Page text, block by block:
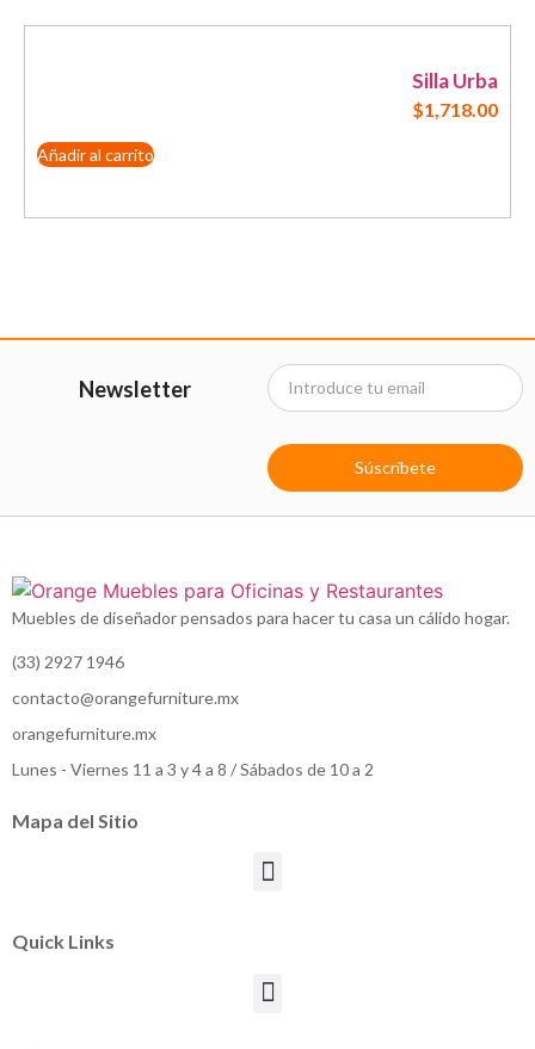
Silla Urba
$1,718.00
Añadir al carrito
Newsletter
Súscribete
Muebles de diseñador pensados para hacer tu casa un cálido hogar.
(33) 2927 1946
contacto@orangefurniture.mx
orangefurniture.mx
Lunes - Viernes 11 a 3 y 4 a 8 / Sábados de 10 a 2
Mapa del Sitio
Quick Links